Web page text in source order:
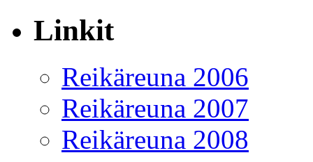
Linkit
Reikäreuna 2006
Reikäreuna 2007
Reikäreuna 2008